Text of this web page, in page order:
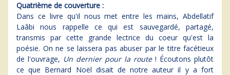
Quatrième de couverture :
Dans ce livre qu'il nous met entre les mains, Abdellatif
Laâbi nous rappelle ce qui est sauvegardé, partagé,
transmis par cette grande lectrice du coeur qu'est la
poésie. On ne se laissera pas abuser par le titre facétieux
de l'ouvrage, Un dernier pour la route! Écoutons plutôt
ce que Bernard Noël disait de notre auteur il y a fort